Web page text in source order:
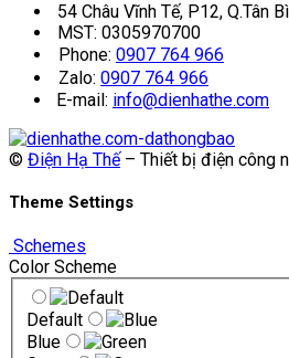
54 Châu Vĩnh Tế, P12, Q.Tân
MST: 0305970700
Phone: 0907 764 966
Zalo: 0907 764 966
E-mail: info@dienhathe.com
© Điện Hạ Thế– Thiết bị điện công
Theme Settings
Schemes
Color Scheme
Default
Blue